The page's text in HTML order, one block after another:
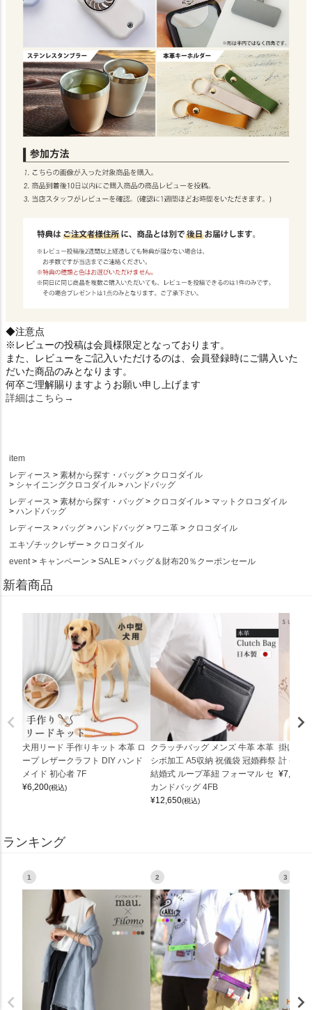
◆注意点
※レビューの投稿は会員様限定となっております。
また、レビューをご記入いただけるのは、会員登録時にご購入いた
だいた商品のみとなります。
何卒ご理解賜りますようお願い申し上げます
詳細はこちら→
item
レディース
素材から探す・バッグ
クロコダイル
シャイニングクロコダイル
ハンドバッグ
レディース
素材から探す・バッグ クロコダイル
マットクロコダイル
ハンドバッグ
レディース
バッグ ハンドバッグ ワニ革
クロコダイル
エキゾチックレザー
クロコダイル
event
キャンペーン SALE バッグ＆財布20％クーポンセール
新着商品
犬用リード 手作りキット 本革 ロ
ープ レザークラフト DIY ハンド
メイド 初心者 7F
¥6,200(税込)
クラッチバッグ メンズ 牛革 本革
シボ加工 A5収納 祝儀袋 冠婚葬祭
結婚式 ループ革紐 フォーマル セ
カンドバッグ 4FB
¥12,650(税込)
掛け時
計
¥7,150
ランキング
1 2 3